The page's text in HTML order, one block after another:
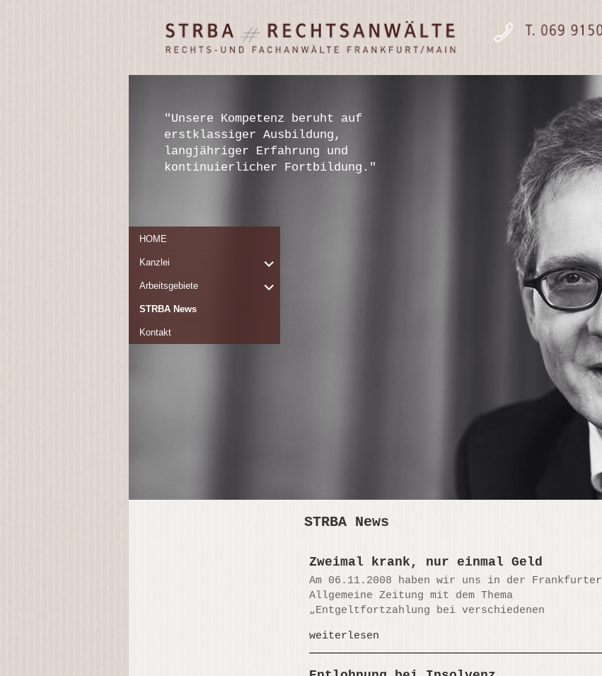
STRBA
Rechtsanwälte
Rechts- und
HOME
Kanzlei
expand
menu
Arbeitsgebiete
expand
STRBA News
Kontakt
"Unsere Kompetenz beruht auf
erstklassiger Ausbildung,
langjähriger Erfahrung und
kontinuierlicher Fortbildung."
STRBA News
Zweimal krank, nur einmal Geld
Am 06.11.2008 haben wir uns in der Frankfurter
Allgemeine Zeitung mit dem Thema
„Entgeltfortzahlung bei verschiedenen
weiterlesen